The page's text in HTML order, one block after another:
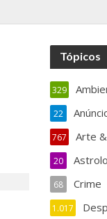
Tópicos
329
22
Arte
767
20
Crime
68
1.017